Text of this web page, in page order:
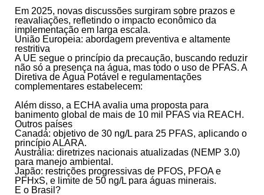
Em 2025, novas discussões surgiram sobre prazos e
reavaliações, refletindo o impacto econômico da
implementação em larga escala.
União Europeia: abordagem preventiva e altamente
restritiva
A UE segue o princípio da precaução, buscando reduzir
não só a presença na água, mas todo o uso de PFAS. A
Diretiva de Água Potável e regulamentações
complementares estabelecem:
Além disso, a ECHA avalia uma proposta para
banimento global de mais de 10 mil PFAS via REACH.
Outros países
Canadá: objetivo de 30 ng/L para 25 PFAS, aplicando o
princípio ALARA.
Austrália: diretrizes nacionais atualizadas (NEMP 3.0)
para manejo ambiental.
Japão: restrições progressivas de PFOS, PFOA e
PFHxS, e limite de 50 ng/L para águas minerais.
E o Brasil?